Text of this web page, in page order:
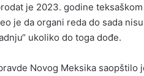
je 2023. godine
je da organi reda do sada
ukoliko do toga dođe.
Novog Meksika